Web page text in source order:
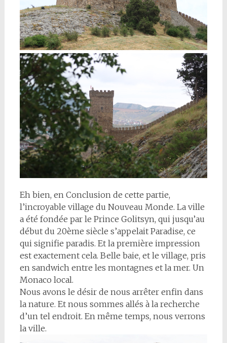
Eh bien, en Conclusion de cette partie,
l’incroyable village du Nouveau Monde. La ville
a été fondée par le Prince Golitsyn, qui jusqu’au
début du 20ème siècle s’appelait Paradise, ce
qui signifie paradis. Et la première impression
est exactement cela. Belle baie, et le village, pris
en sandwich entre les montagnes et la mer. Un
Monaco local.
Nous avons le désir de nous arrêter enfin dans
la nature. Et nous sommes allés à la recherche
d’un tel endroit. En même temps, nous verrons
la ville.